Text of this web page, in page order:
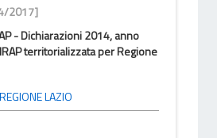
2017]
- Dichiarazioni 2014, anno
territorializzata per Regione
REGIONE LAZIO